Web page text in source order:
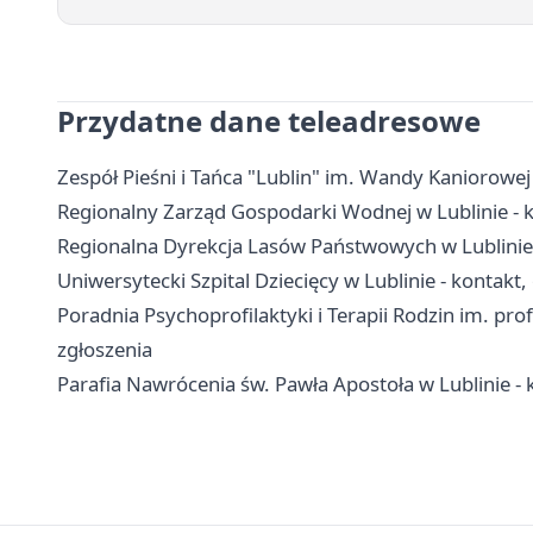
Przydatne dane teleadresowe
Zespół Pieśni i Tańca "Lublin" im. Wandy
Regionalny Zarząd Gospodarki Wodnej w Lublinie
Regionalna Dyrekcja Lasów Państwowych w
Uniwersytecki Szpital Dziecięcy w Lublinie -
Poradnia Psychoprofilaktyki i Terapii Rodzin im.
zgłoszenia
Parafia Nawrócenia św. Pawła Apostoła w Lublinie